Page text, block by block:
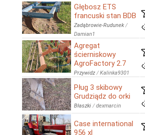
Głębosz ETS
francuski stan BDB
Zadąbrowie-Rudunek/
Damian1
Agregat
ścierniskowy
AgroFactory 2.7
Przywidz /Kalinka9301
Pług 3 skibowy
Grudziądz do orki
Błaszki /dexmarcin
Case international
956 xl